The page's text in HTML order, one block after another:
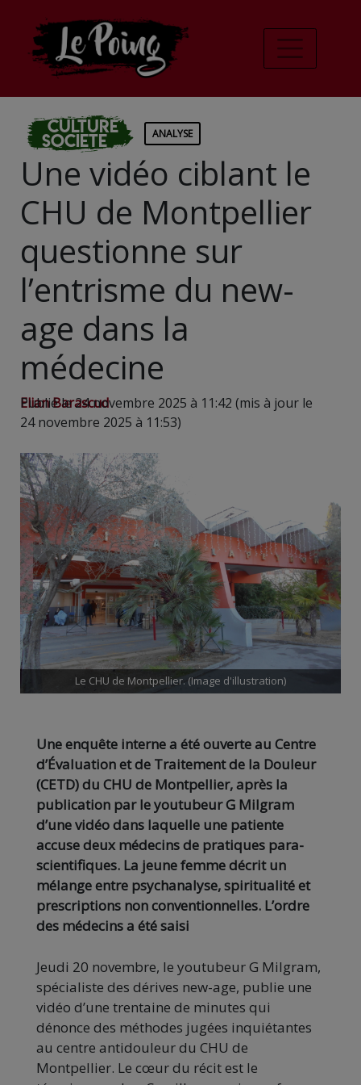
Culture
Societe ANALYSE
Une vidéo ciblant le
CHU de Montpellier
questionne sur
l’entrisme du new-
age dans la
médecine
Elian Barascud
Publié le 24 novembre 2025 à 11:42 (mis à jour le
24 novembre 2025 à 11:53)
Le CHU de Montpellier. (Image d'illustration)
Une enquête interne a été ouverte au Centre
d’Évaluation et de Traitement de la Douleur
(CETD) du CHU de Montpellier, après la
publication par le youtubeur G Milgram
d’une vidéo dans laquelle une patiente
accuse deux médecins de pratiques para-
scientifiques. La jeune femme décrit un
mélange entre psychanalyse, spiritualité et
prescriptions non conventionnelles. L’ordre
des médecins a été saisi
Jeudi 20 novembre, le youtubeur G Milgram,
spécialiste des dérives new-age, publie une
vidéo d’une trentaine de minutes qui
dénonce des méthodes jugées inquiétantes
au centre antidouleur du CHU de
Montpellier. Le cœur du récit est le